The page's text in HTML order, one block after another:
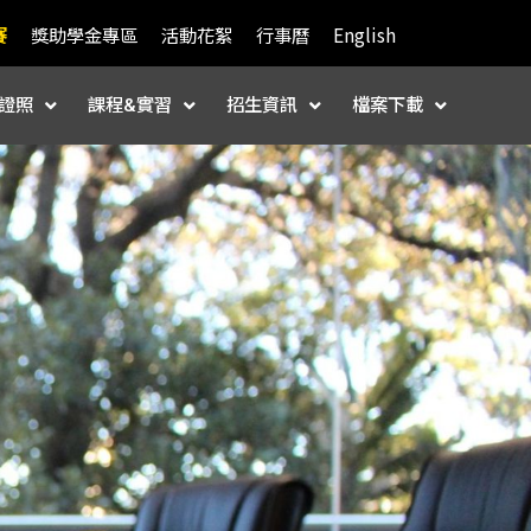
獎助學金專區 活動花絮 行事曆 English
照 課程&實習 招生資訊 檔案下載